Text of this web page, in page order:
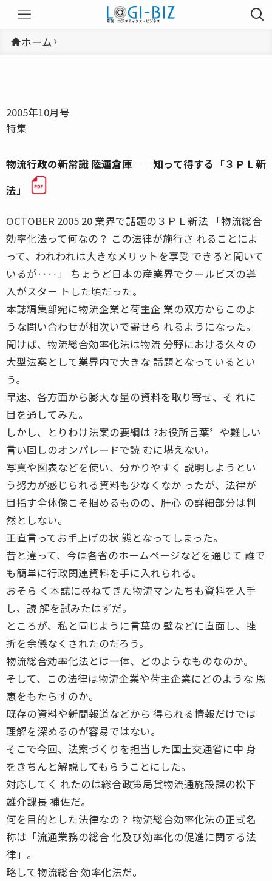
ホーム
2005年10月号
特集
物流行政の新常識 陸運倉庫──知って得する「３ＰＬ新
法」
OCTOBER 2005 20 業界で話題の３ＰＬ新法 「物流総合
効率化法って何なの？ この法律が施行さ れることによ
って、われわれは大きなメリットを享受 できると聞いて
いるが‥‥」 ちょうど日本の産業界でクールビズの導
入がスター トした頃だった。
本誌編集部宛に物流企業と荷主企 業の双方からこのよ
うな問い合わせが相次いで寄せら れるようになった。
聞けば、物流総合効率化法は物流 分野における久々の
大型法案として業界内で大きな 話題となっているとい
う。
早速、各方面から膨大な量の資料を取り寄せ、そ れに
目を通してみた。
しかし、とりわけ法案の要綱は ?お役所言葉〞や難しい
言い回しのオンパレードで読 むに堪えない。
写真や図表などを使い、分かりやすく 説明しようとい
う努力が感じられる資料も少なくなか ったが、法律が
目指す全体像こそ掴めるものの、肝心 の詳細部分は判
然としない。
正直言ってお手上げの状 態となってしまった。
昔と違って、今は各省のホームページなどを通じて 誰で
も簡単に行政関連資料を手に入れられる。
おそら く本誌に尋ねてきた物流マンたちも資料を入手
し、読 解を試みたはずだ。
ところが、私と同じように言葉の 壁などに直面し、挫
折を余儀なくされたのだろう。
物流総合効率化法とは一体、どのようなものなのか。
そして、この法律は物流企業や荷主企業にどのような 恩
恵をもたらすのか。
既存の資料や新聞報道などから 得られる情報だけでは
理解を深めるのが容易ではない。
そこで今回、法案づくりを担当した国土交通省に中 身
をきちんと解説してもらうことにした。
対応してく れたのは総合政策局貨物流通施設課の松下
雄介課長 補佐だ。
何を目的とした法律なの？ 物流総合効率化法の正式名
称は「流通業務の総合 化及び効率化の促進に関する法
律」。
略して物流総合 効率化法だ。